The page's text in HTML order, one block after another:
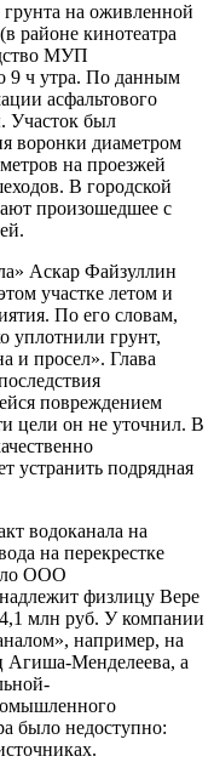
грунта на оживленной
районе кинотеатра
МУП
9 ч утра. По данным
асфальтового
Участок был
воронки диаметром
на проезжей
В городской
произошедшее с
Аскар Файзуллин
участке летом и
По его словам,
уплотнили грунт,
и просел». Глава
повреждением
цели он не уточнил. В
устранить подрядная
водоканала на
на перекрестке
ООО
физлицу Вере
млн руб. У компании
например, на
Агиша-Менделеева, а
было недоступно: